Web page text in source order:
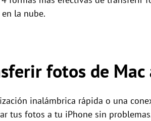
la nube.
fotos de Mac
inalámbrica rápida o una
tus fotos a tu iPhone sin